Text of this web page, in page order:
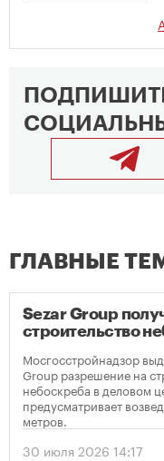
ГЛАВНЫЕ
Sezar Group
строительство
Мосгосстройнадзор
Group разрешение на
небоскреба в деловом
предусматривает
метров.
30 июля 2026 14:17